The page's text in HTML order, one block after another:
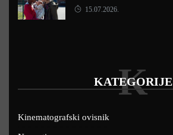
15.07.2026.
KATEGORIJE
K
Kinematografski ovisnik